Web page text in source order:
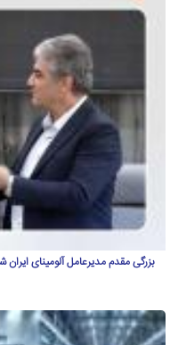
بزرگی مقدم مدیرعامل آلومینای ایران شد